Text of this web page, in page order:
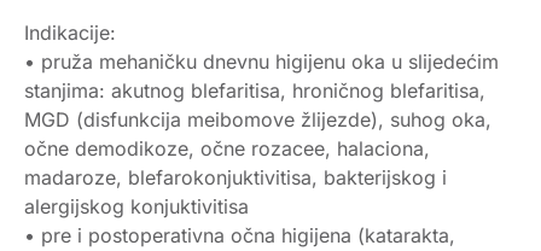
Indikacije:
• pruža mehaničku dnevnu higijenu oka u slijedećim
stanjima: akutnog blefaritisa, hroničnog blefaritisa,
MGD (disfunkcija meibomove žlijezde), suhog oka,
očne demodikoze, očne rozacee, halaciona,
madaroze, blefarokonjuktivitisa, bakterijskog i
alergijskog konjuktivitisa
• pre i postoperativna očna higijena (katarakta,